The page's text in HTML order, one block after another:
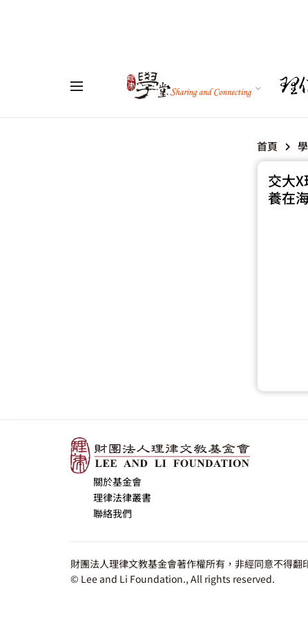
首頁
交大
養在
關於基金會
理律法律叢書
聯絡我們
財團法人理律文教基金會著作權所有，非經同意不得翻
© Lee and Li Foundation., All rights reserved.